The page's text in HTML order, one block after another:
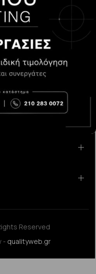
55, 15232, Χαλάνδρι
Reserved
- qualityweb.gr